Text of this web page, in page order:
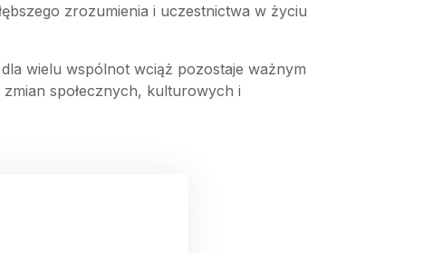
zrozumienia i uczestnictwa w życiu
wielu wspólnot wciąż pozostaje ważnym
społecznych, kulturowych i